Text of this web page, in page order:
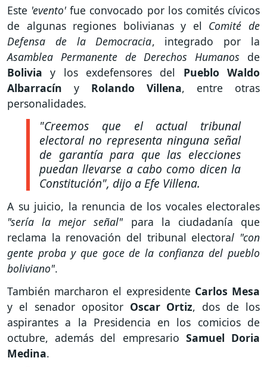
Este 'evento'fue convocado por los comités cívicos
de algunas regiones bolivianas y el Comité de
Defensa de la Democracia, integrado por la
Asamblea Permanente de Derechos Humanos de
Boliviay los exdefensores del Pueblo Waldo
Albarracín y Rolando Villena, entre otras
personalidades.
"Creemos que el actual tribunal
electoral no representa ninguna señal
de garantía para que las elecciones
puedan llevarse a cabo como dicen la
Constitución", dijo a Efe Villena.
A su juicio, la renuncia de los vocales electorales
"sería la mejor señal" para la ciudadanía que
reclama la renovación del tribunal electoral "con
gente proba y que goce de la confianza del pueblo
boliviano".
También marcharon el expresidente Carlos Mesa
y el senador opositor Oscar Ortiz, dos de los
aspirantes a la Presidencia en los comicios de
octubre, además del empresario Samuel Doria
Medina.